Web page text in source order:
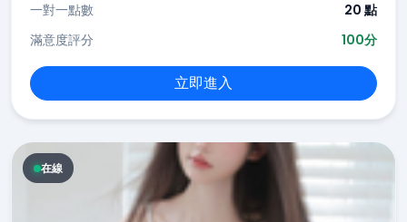
一對一點數
20 點
滿意度評分
100分
立即進入
在線